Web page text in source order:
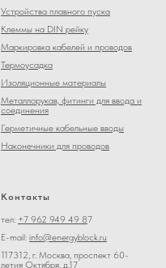
Устройства плавного пуска
Клеммы на DIN рейку
Маркировка кабелей и проводов
Термоусадка
Изоляционные материалы
Металлорукав, фитинги для ввода и
соединения
Герметичные кабельные вводы
Наконечники для проводов
Контакты
тел: +7 962 949 49 87
E-mail: info@energyblock.ru
117312, г. Москва, проспект 60-
летия Октября, д.17